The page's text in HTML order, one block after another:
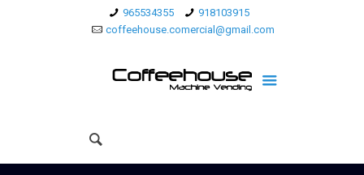
965534355
918103915
coffeehouse.comercial@gmail.com